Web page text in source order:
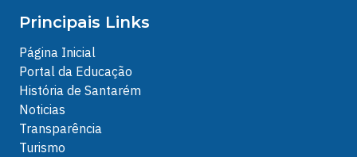
Principais Links
Página Inicial
Portal da Educação
História de Santarém
Noticias
Transparência
Turismo